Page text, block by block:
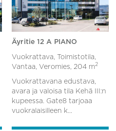
Äyritie 12 A PIANO
Vuokrattava, Toimistotila,
Vantaa, Veromies, 204 m2
Vuokrattavana edustava,
avara ja valoisa tila Kehä III:n
kupeessa. Gate8 tarjoaa
vuokralaisilleen k...